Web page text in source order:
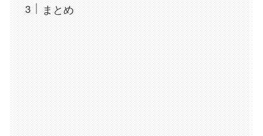
まとめ